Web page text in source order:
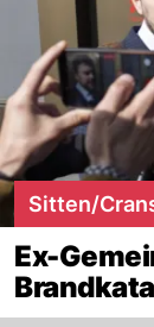
Sitten/
Ex-